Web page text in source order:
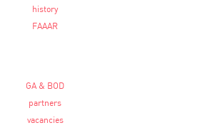
history
FAAAR
GA & BOD
partners
vacancies